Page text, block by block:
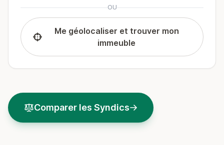
OU
Me géolocaliser et trouver mon
immeuble
Comparer les Syndics